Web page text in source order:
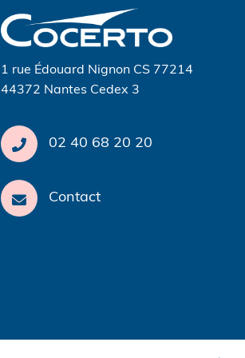
1 rue Édouard Nignon CS 77214
44372 Nantes Cedex 3
02 40 68 20 20
Contact